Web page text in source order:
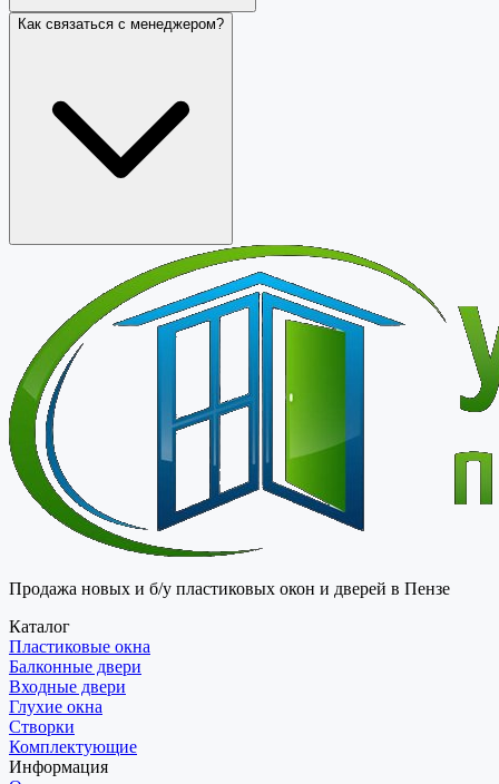
Как связаться с менеджером?
Продажа новых и б/у пластиковых окон и дверей в Пензе
Каталог
Пластиковые окна
Балконные двери
Входные двери
Глухие окна
Створки
Комплектующие
Информация